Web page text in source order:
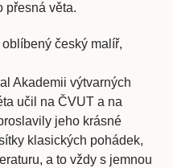
přesná věta.
český malíř,
Akademii výtvarných
učil na ČVUT a na
jeho krásné
klasických pohádek,
a to vždy s jemnou